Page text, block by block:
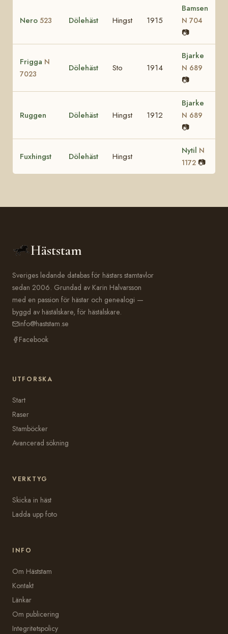
Nero 523 Dölehäst Hingst 1915
Bamsen
N 704
📷
Frigga N
7023
Dölehäst Sto 1914
Bjarke
N 689
📷
Ruggen Dölehäst Hingst 1912
Bjarke
N 689
📷
Fuxhingst Dölehäst Hingst
Nytil N
1172 📷
Häststam
Sveriges ledande databas för hästars stamtavlor
sedan 2006. Grundad av Karin Halvarsson
med en passion för hästar och genealogi —
byggd av hästälskare, för hästälskare.
info@haststam.se
Facebook
UTFORSKA
Start
Raser
Stamböcker
Avancerad sökning
VERKTYG
Skicka in häst
Ladda upp foto
INFO
Om Häststam
Kontakt
Länkar
Om publicering
Integritetspolicy